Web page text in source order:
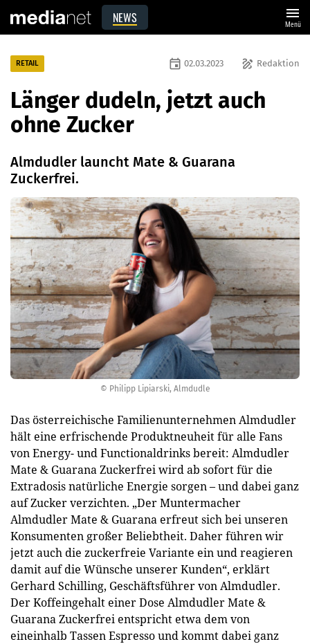
NEWS menu
Menü
© Philipp Lipiarski, Almdudle
RETAIL draw Redaktion
event 02.03.2023
Länger dudeln, jetzt auch
ohne Zucker
Almdudler launcht Mate & Guarana
Zuckerfrei.
Das österreichische Familienunternehmen Almdudler
hält eine erfrischende Produktneuheit für alle Fans
von Energy- und Functionaldrinks bereit: Almdudler
Mate & Guarana Zuckerfrei wird ab sofort für die
Extradosis natürliche Energie sorgen – und dabei ganz
auf Zucker verzichten. „Der Muntermacher
Almdudler Mate & Guarana erfreut sich bei unseren
Konsumenten großer Beliebtheit. Daher führen wir
jetzt auch die zuckerfreie Variante ein und reagieren
damit auf die Wünsche unserer Kunden“, erklärt
Gerhard Schilling, Geschäftsführer von Almdudler.
Der Koffeingehalt einer Dose Almdudler Mate &
Guarana Zuckerfrei entspricht etwa dem von
eineinhalb Tassen Espresso und kommt dabei ganz